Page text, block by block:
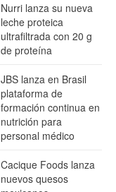
Nurri lanza su nueva
leche proteica
ultrafiltrada con 20 g
de proteína
JBS lanza en Brasil
plataforma de
formación continua en
nutrición para
personal médico
Cacique Foods lanza
nuevos quesos